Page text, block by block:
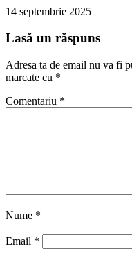
14 septembrie 2025
Lasă un răspuns
Adresa ta de email nu va fi
marcate cu *
Comentariu *
Nume *
Email *